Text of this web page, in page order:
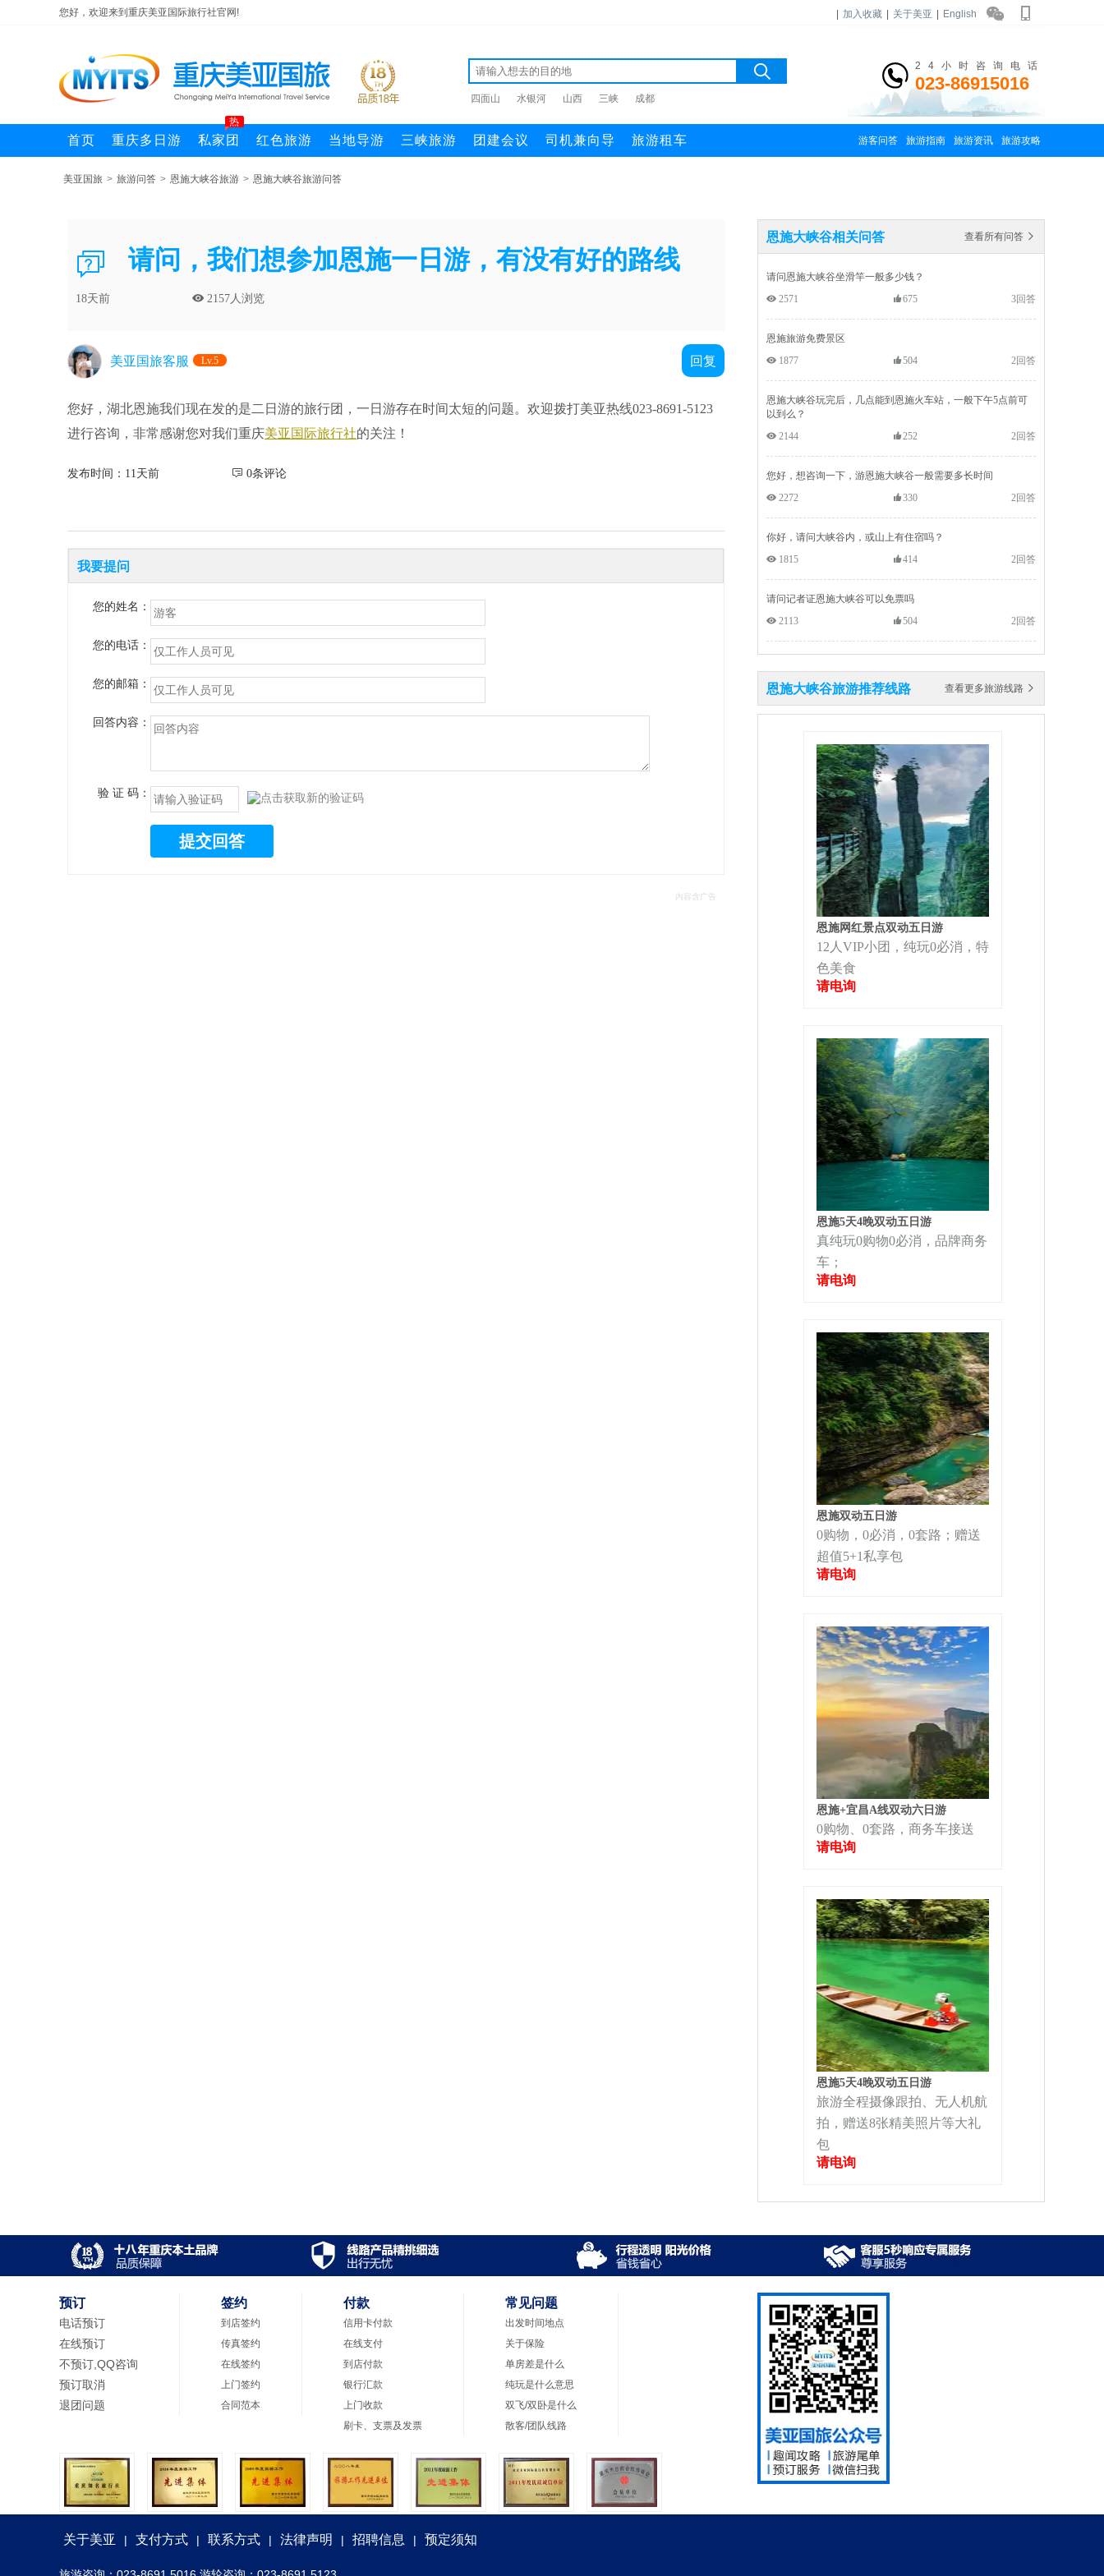
您好，欢迎来到重庆美亚国际旅行社官网! 加入收藏 关于美亚 English
四面山 水银河 山西 三峡 成都
24小时咨询电话
023-86915016
首页 重庆多日游 私家团
热
红色旅游 当地导游 三峡旅游 团建会议 司机兼向导 旅游租车 游客问答 旅游指南 旅游资讯 旅游攻略
美亚国旅 > 旅游问答 > 恩施大峡谷旅游 > 恩施大峡谷旅游问答
 请问，我们想参加恩施一日游，有没有好的路线
18天前  2157人浏览
美亚国旅客服 Lv.5 回复
您好，湖北恩施我们现在发的是二日游的旅行团，一日游存在时间太短的问题。欢迎拨打美亚热线023-8691-5123
进行咨询，非常感谢您对我们重庆美亚国际旅行社的关注！
发布时间：11天前  0条评论
我要提问
您的姓名：
您的电话：
您的邮箱：
回答内容：
验 证 码：
提交回答
恩施大峡谷相关问答 查看所有问答 
请问恩施大峡谷坐滑竿一般多少钱？
 2571 675 3回答
恩施旅游免费景区
 1877 504 2回答
恩施大峡谷玩完后，几点能到恩施火车站，一般下午5点前可
以到么？
 2144 252 2回答
您好，想咨询一下，游恩施大峡谷一般需要多长时间
 2272 330 2回答
你好，请问大峡谷内，或山上有住宿吗？
 1815 414 2回答
请问记者证恩施大峡谷可以免票吗
 2113 504 2回答
恩施大峡谷旅游推荐线路 查看更多旅游线路 
恩施网红景点双动五日游
12人VIP小团，纯玩0必消，特
色美食
请电询
恩施5天4晚双动五日游
真纯玩0购物0必消，品牌商务
车；
请电询
恩施双动五日游
0购物，0必消，0套路；赠送
超值5+1私享包
请电询
恩施+宜昌A线双动六日游
0购物、0套路，商务车接送
请电询
恩施5天4晚双动五日游
旅游全程摄像跟拍、无人机航
拍，赠送8张精美照片等大礼
包
请电询
预订
电话预订
在线预订
不预订,QQ咨询
预订取消
退团问题
签约
到店签约
传真签约
在线签约
上门签约
合同范本
付款
信用卡付款
在线支付
到店付款
银行汇款
上门收款
刷卡、支票及发票
常见问题
出发时间地点
关于保险
单房差是什么
纯玩是什么意思
双飞/双卧是什么
散客/团队线路
关于美亚 | 支付方式 | 联系方式 | 法律声明 | 招聘信息 | 预定须知